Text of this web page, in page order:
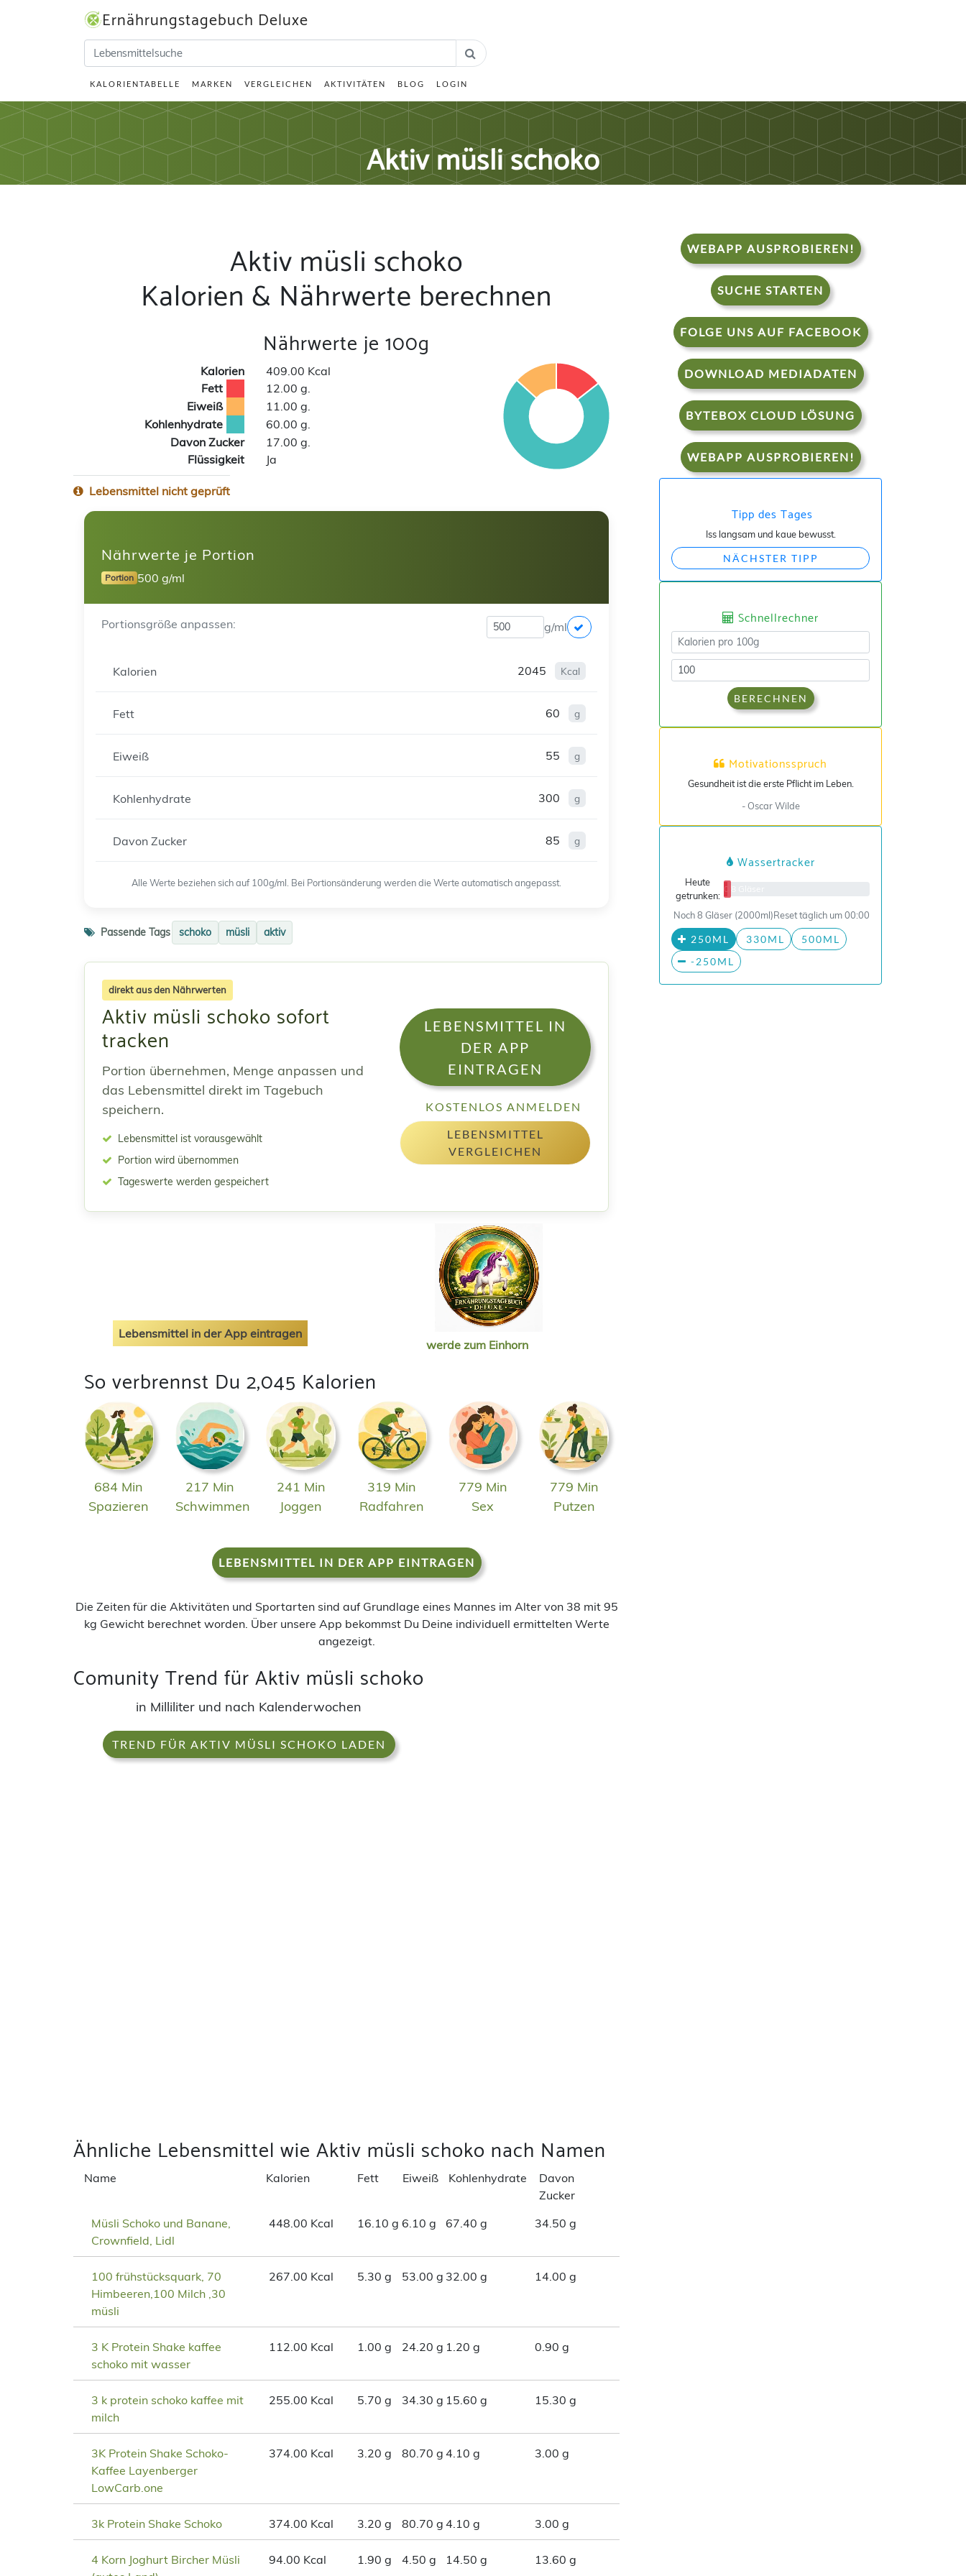
Ernährungstagebuch Deluxe
KALORIENTABELLE MARKEN VERGLEICHEN AKTIVITÄTEN BLOG LOGIN
Aktiv müsli schoko
Aktiv müsli schoko
Kalorien & Nährwerte berechnen
Nährwerte je 100g
Kalorien
409.00 Kcal
Fett
12.00 g.
Eiweiß
11.00 g.
Kohlenhydrate
60.00 g.
Davon Zucker
17.00 g.
Flüssigkeit
Ja
Lebensmittel nicht geprüft
Nährwerte je Portion
Portion 500 g/ml
Portionsgröße anpassen: g/ml
Kalorien 2045 Kcal
Fett 60 g
Eiweiß 55 g
Kohlenhydrate 300 g
Davon Zucker 85 g
Alle Werte beziehen sich auf 100g/ml. Bei Portionsänderung werden die Werte automatisch angepasst.
Passende Tags schoko müsli aktiv
direkt aus den Nährwerten
Aktiv müsli schoko sofort
tracken
Portion übernehmen, Menge anpassen und
das Lebensmittel direkt im Tagebuch
speichern.
Lebensmittel ist vorausgewählt
Portion wird übernommen
Tageswerte werden gespeichert
LEBENSMITTEL IN
DER APP
EINTRAGEN
KOSTENLOS ANMELDEN
LEBENSMITTEL
VERGLEICHEN
Lebensmittel in der App eintragen
werde zum Einhorn
So verbrennst Du 2,045 Kalorien
684 Min
Spazieren
217 Min
Schwimmen
241 Min
Joggen
319 Min
Radfahren
779 Min
Sex
779 Min
Putzen
LEBENSMITTEL IN DER APP EINTRAGEN
Die Zeiten für die Aktivitäten und Sportarten sind auf Grundlage eines Mannes im Alter von 38 mit 95
kg Gewicht berechnet worden. Über unsere App bekommst Du Deine individuell ermittelten Werte
angezeigt.
Comunity Trend für Aktiv müsli schoko
in Milliliter und nach Kalenderwochen
TREND FÜR AKTIV MÜSLI SCHOKO LADEN
Ähnliche Lebensmittel wie Aktiv müsli schoko nach Namen
Name Kalorien Fett Eiweiß Kohlenhydrate
Davon
Zucker
Müsli Schoko und Banane,
Crownfield, Lidl
448.00 Kcal 16.10 g 6.10 g 67.40 g 34.50 g
100 frühstücksquark, 70
Himbeeren,100 Milch ,30
müsli
267.00 Kcal 5.30 g 53.00 g 32.00 g 14.00 g
3 K Protein Shake kaffee
schoko mit wasser
112.00 Kcal 1.00 g 24.20 g 1.20 g 0.90 g
3 k protein schoko kaffee mit
milch
255.00 Kcal 5.70 g 34.30 g 15.60 g 15.30 g
3K Protein Shake Schoko-
Kaffee Layenberger
LowCarb.one
374.00 Kcal 3.20 g 80.70 g 4.10 g 3.00 g
3k Protein Shake Schoko 374.00 Kcal 3.20 g 80.70 g 4.10 g 3.00 g
4 Korn Joghurt Bircher Müsli
94.00 Kcal 1.90 g 4.50 g 14.50 g 13.60 g
WEBAPP AUSPROBIEREN!
SUCHE STARTEN
FOLGE UNS AUF FACEBOOK
DOWNLOAD MEDIADATEN
BYTEBOX CLOUD LÖSUNG
WEBAPP AUSPROBIEREN!
Tipp des Tages
Iss langsam und kaue bewusst.
NÄCHSTER TIPP
Schnellrechner
BERECHNEN
Motivationsspruch
Gesundheit ist die erste Pflicht im Leben.
- Oscar Wilde
Wassertracker
Heute
getrunken:
0/8 Gläser
Noch 8 Gläser (2000ml)Reset täglich um 00:00
250ML 330ML
500ML
-250ML